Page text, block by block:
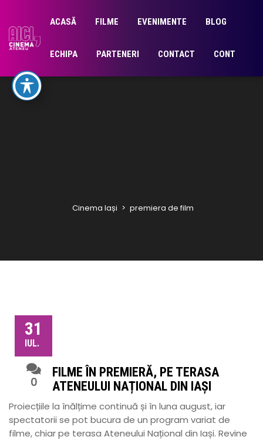
ACASĂ FILME EVENIMENTE BLOG
ECHIPA PARTENERI CONTACT CONT
Cinema Iași > premiera de film
31
IUL.
0
FILME ÎN PREMIERĂ, PE TERASA
ATENEULUI NAȚIONAL DIN IAȘI
Proiecțiile la înălțime continuă și în luna august, iar
spectatorii se pot bucura de un program variat de
filme, chiar pe terasa Ateneului Național din Iași. Revine